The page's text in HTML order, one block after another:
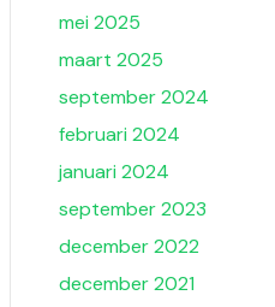
mei 2025
maart 2025
september 2024
februari 2024
januari 2024
september 2023
december 2022
december 2021